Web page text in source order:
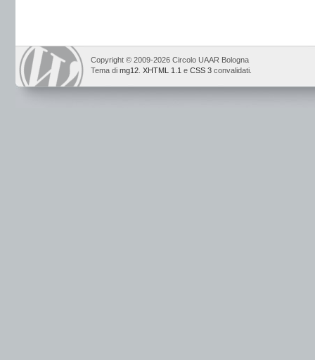
Copyright © 2009-2026 Circolo UAAR Bologna
Tema di mg12 XHTML 1.1 e CSS 3 convalidati.